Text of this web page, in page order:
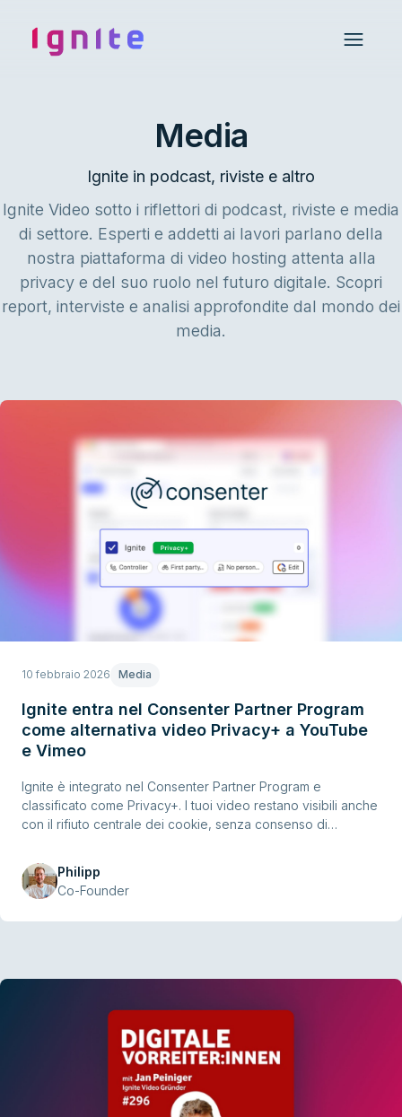
Ignite • Video Experience Cloud
Open
Media
Ignite in podcast, riviste e altro
Ignite Video sotto i riflettori di podcast, riviste e media
di settore. Esperti e addetti ai lavori parlano della
nostra piattaforma di video hosting attenta alla
privacy e del suo ruolo nel futuro digitale. Scopri
report, interviste e analisi approfondite dal mondo dei
media.
10 febbraio 2026 Media
Ignite entra nel Consenter Partner Program
come alternativa video Privacy+ a YouTube
e Vimeo
Ignite è integrato nel Consenter Partner Program e
classificato come Privacy+. I tuoi video restano visibili anche
con il rifiuto centrale dei cookie, senza consenso di
Philipp
Co-Founder